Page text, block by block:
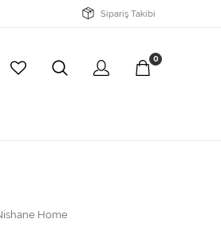
Sipariş Takibi
0
Home